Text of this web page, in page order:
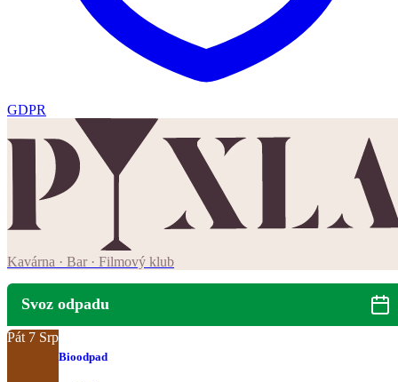
GDPR
Kavárna · Bar · Filmový klub
Svoz odpadu
Pát 7 Srp
Bioodpad